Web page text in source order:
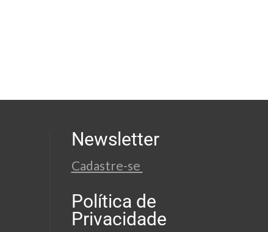
Newsletter
Cadastre-se
Política de
Privacidade